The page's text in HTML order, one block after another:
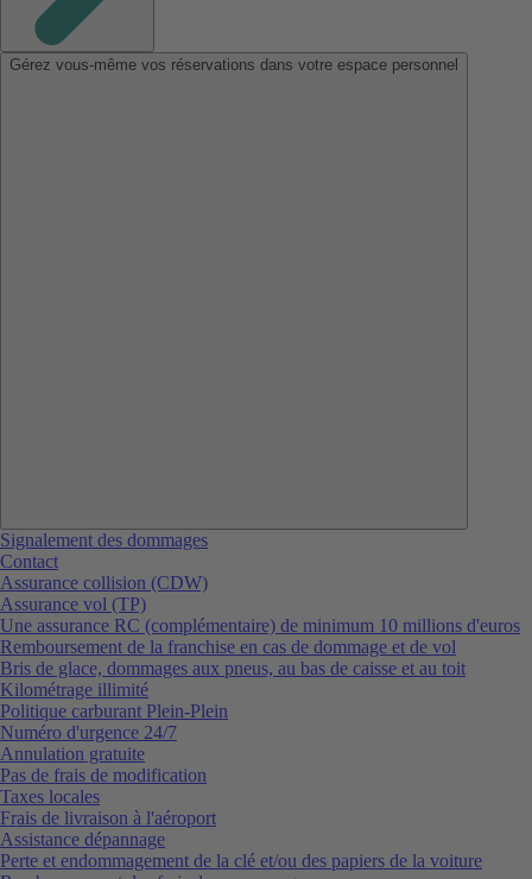
Gérez vous-même vos réservations dans votre espace personnel
Signalement des dommages
Contact
Assurance collision (CDW)
Assurance vol (TP)
Une assurance RC (complémentaire) de minimum 10 millions d'euros
Remboursement de la franchise en cas de dommage et de vol
Bris de glace, dommages aux pneus, au bas de caisse et au toit
Kilométrage illimité
Politique carburant Plein-Plein
Numéro d'urgence 24/7
Annulation gratuite
Pas de frais de modification
Taxes locales
Frais de livraison à l'aéroport
Assistance dépannage
Perte et endommagement de la clé et/ou des papiers de la voiture